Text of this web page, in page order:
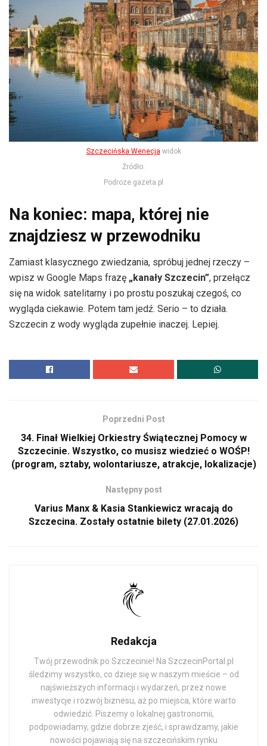
Szczecińska Wenecja widok
Źródło:
Podroze.gazeta.pl
Na koniec: mapa, której nie
znajdziesz w przewodniku
Zamiast klasycznego zwiedzania, spróbuj jednej rzeczy –
wpisz w Google Maps frazę „kanały Szczecin”, przełącz
się na widok satelitarny i po prostu poszukaj czegoś, co
wygląda ciekawie. Potem tam jedź. Serio – to działa.
Szczecin z wody wygląda zupełnie inaczej. Lepiej.
Poprzedni Post
34. Finał Wielkiej Orkiestry Świątecznej Pomocy w
Szczecinie. Wszystko, co musisz wiedzieć o WOŚP!
(program, sztaby, wolontariusze, atrakcje, lokalizacje)
Następny post
Varius Manx & Kasia Stankiewicz wracają do
Szczecina. Zostały ostatnie bilety (27.01.2026)
Redakcja
Twój przewodnik po Szczecinie! Na SzczecinPortal.pl
śledzimy wszystko, co dzieje się w naszym mieście – od
najświeższych informacji i wydarzeń, przez nowe
inwestycje i rozwój biznesu, aż po miejsca, które warto
odwiedzić. Piszemy o lokalnej gastronomii,
podpowiadamy, gdzie dobrze zjeść, i sprawdzamy, jakie
nowości pojawiają się na szczecińskim rynku